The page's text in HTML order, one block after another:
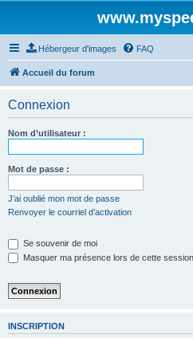
Hébergeur d'images FAQ
Accueil du forum
Connexion
Nom d’utilisateur :
Mot de passe :
J’ai oublié mon mot de passe
Renvoyer le courriel d’activation
Se souvenir de moi
Masquer ma présence lors de cette session
INSCRIPTION